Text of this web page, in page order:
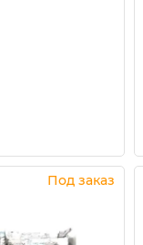
Под заказ